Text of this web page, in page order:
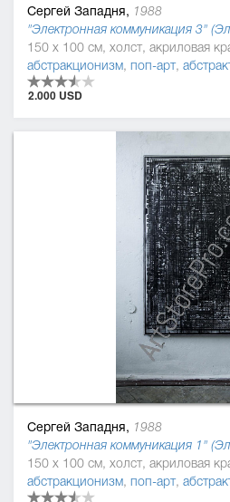
Сергей Западня, 1988
150 x 100 см, холст, акриловая
абстракционизм, поп-арт,
2.000 USD
Сергей Западня, 1988
150 x 100 см, холст, акриловая
абстракционизм, поп-арт,